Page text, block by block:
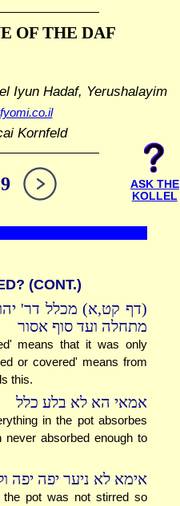
OF THE DAF
Iyun Hadaf, Yerushalayim
Kornfeld
ASK THE
KOLLEL
(CONT.)
(דף קט,א) מכלל דר'
מתחלה ועד סוף אסור
means that it was only
or covered' means from
this.
אמאי הא לא בלע כלל
in the pot absorbes
absorbed enough to
אימא לא ניער יפה יפה
the pot was not stirred so